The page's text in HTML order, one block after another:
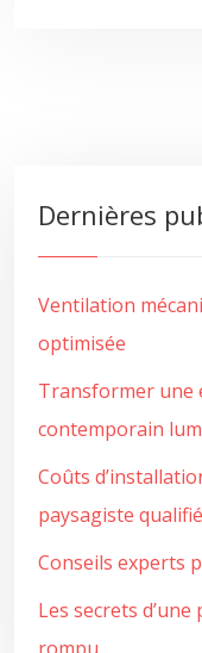
Dernières
Ventilation
optimisée
Transformer une
contemporain
Coûts
paysagiste
Conseils experts
Les secrets